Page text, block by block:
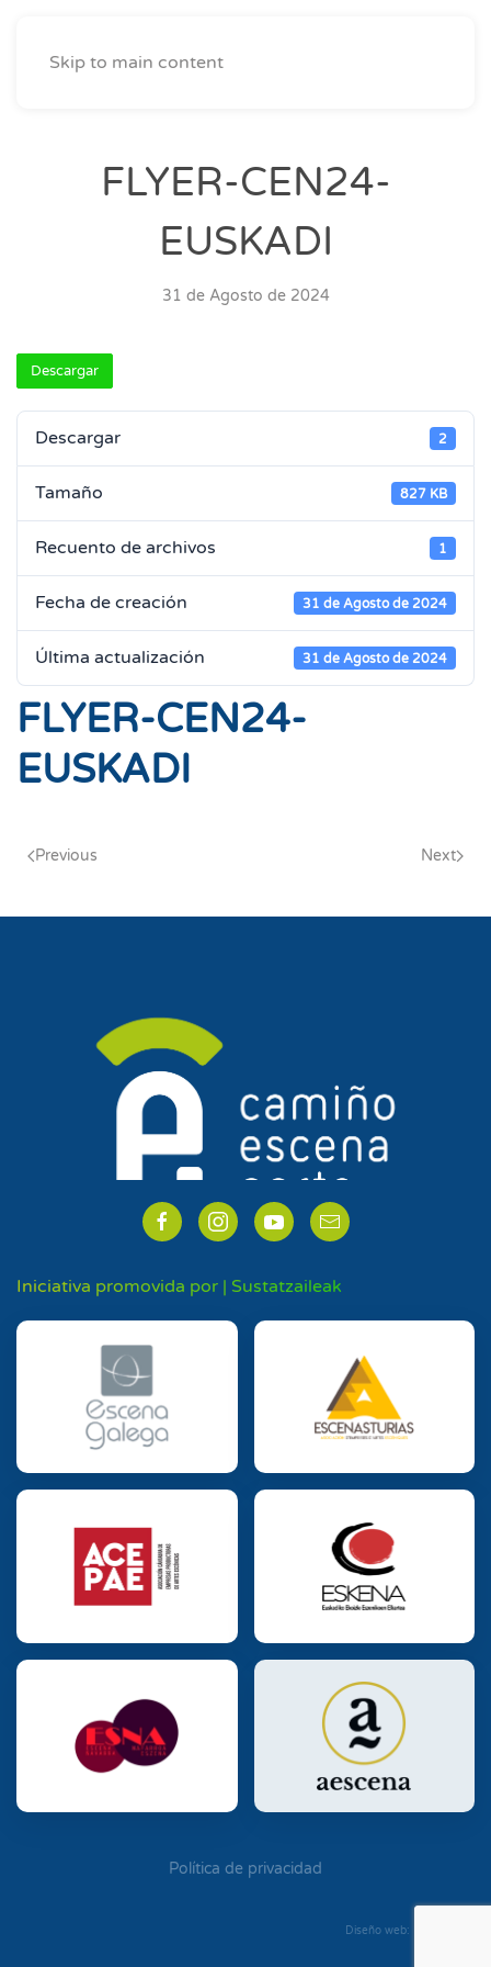
Skip to main content
FLYER-CEN24-
EUSKADI
31 de Agosto de 2024
Descargar
Descargar 2
Tamaño 827 KB
Recuento de archivos 1
Fecha de creación 31 de Agosto de 2024
Última actualización 31 de Agosto de 2024
FLYER-CEN24-
EUSKADI
Previous Next
Iniciativa promovida por | Sustatzaileak
Política de privacidad
Diseño web: Diego Seixo